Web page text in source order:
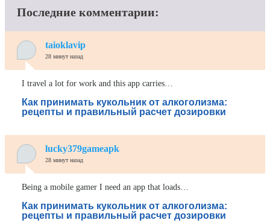
Последние комментарии:
taioklavip
28 минут назад
I travel a lot for work and this app carries…
Как принимать кукольник от алкоголизма:
рецепты и правильный расчет дозировки
lucky379gameapk
28 минут назад
Being a mobile gamer I need an app that loads…
Как принимать кукольник от алкоголизма:
рецепты и правильный расчет дозировки